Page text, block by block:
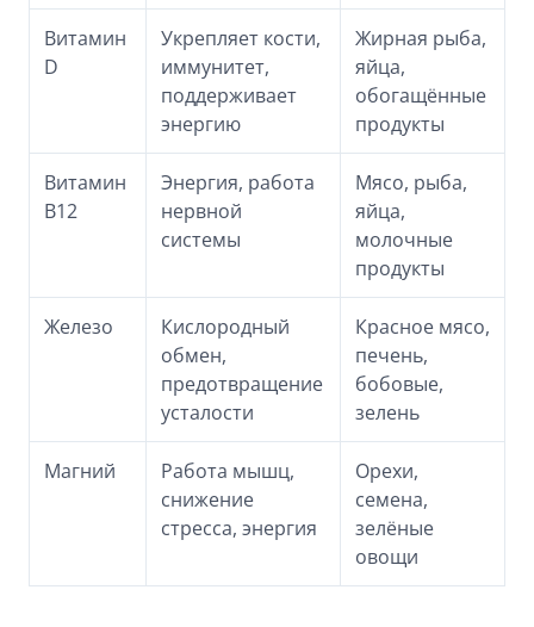
Витамин
D
Укрепляет кости,
иммунитет,
поддерживает
энергию
Жирная рыба,
яйца,
обогащённые
продукты
Витамин
B12
Энергия, работа
нервной
системы
Мясо, рыба,
яйца,
молочные
продукты
Железо
Кислородный
обмен,
предотвращение
усталости
Красное мясо,
печень,
бобовые,
зелень
Магний
Работа мышц,
снижение
стресса, энергия
Орехи,
семена,
зелёные
овощи